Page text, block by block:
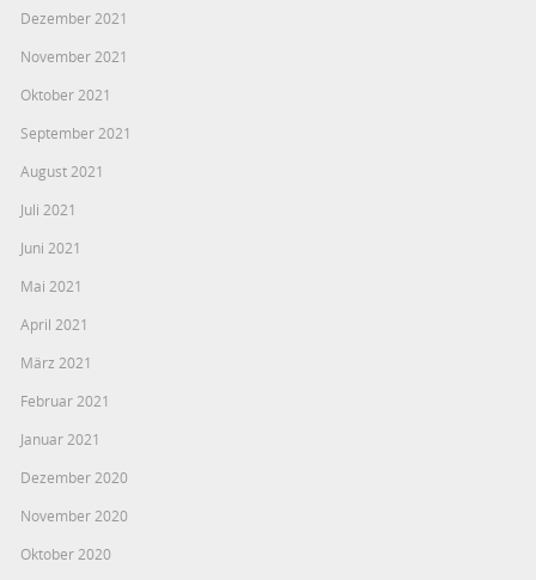
Dezember 2021
November 2021
Oktober 2021
September 2021
August 2021
Juli 2021
Juni 2021
Mai 2021
April 2021
März 2021
Februar 2021
Januar 2021
Dezember 2020
November 2020
Oktober 2020